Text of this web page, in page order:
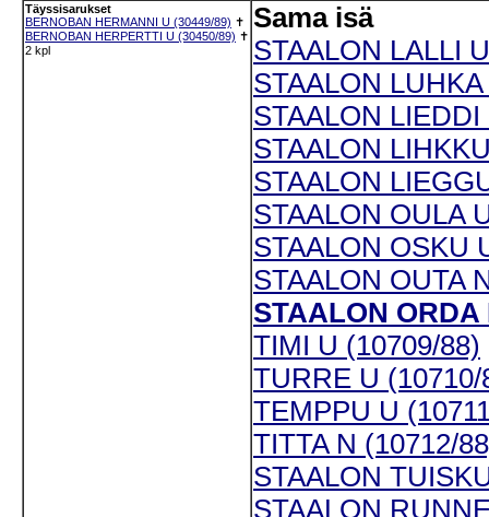
Täyssisarukset
BERNOBAN HERMANNI U (30449/89) ✝
BERNOBAN HERPERTTI U (30450/89) ✝
2 kpl
Sama isä
STAALON LALLI
STAALON
STAALON
STAALON
STAALON
STAALON OULA
STAALON OSKU
STAALON OUTA
STAALON ORDA
TIMI U (10709/88)
TURRE U (10710/
TEMPPU U
TITTA N (10712/
STAALON
STAALON